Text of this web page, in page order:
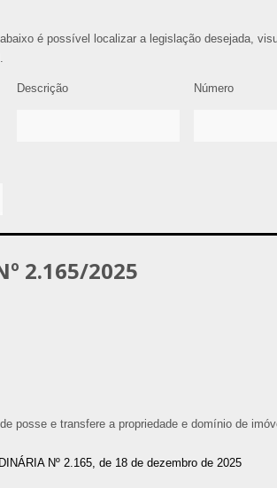
é possível localizar a legislação desejada,
Descrição Número
2.165/2025
posse e transfere a propriedade e domínio de
Nº 2.165, de 18 de dezembro de 2025